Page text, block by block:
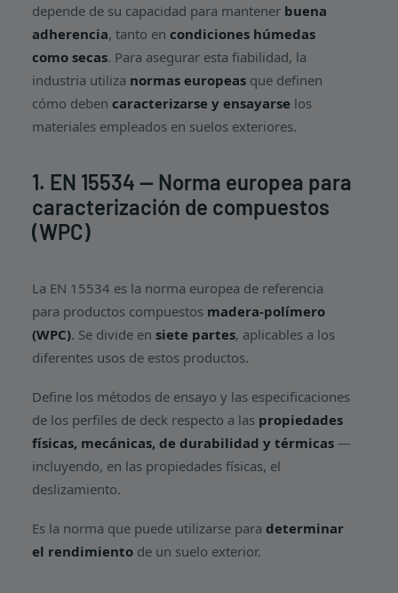
depende de su capacidad para mantener buena
adherencia, tanto en condiciones húmedas
como secas. Para asegurar esta fiabilidad, la
industria utiliza normas europeas que definen
cómo deben caracterizarse y ensayarse los
materiales empleados en suelos exteriores.
1. EN 15534 — Norma europea para
caracterización de compuestos
(WPC)
La EN 15534 es la norma europea de referencia
para productos compuestos madera-polímero
(WPC). Se divide en siete partes, aplicables a los
diferentes usos de estos productos.
Define los métodos de ensayo y las especificaciones
de los perfiles de deck respecto a las propiedades
físicas, mecánicas, de durabilidad y térmicas —
incluyendo, en las propiedades físicas, el
deslizamiento.
Es la norma que puede utilizarse para determinar
el rendimiento de un suelo exterior.